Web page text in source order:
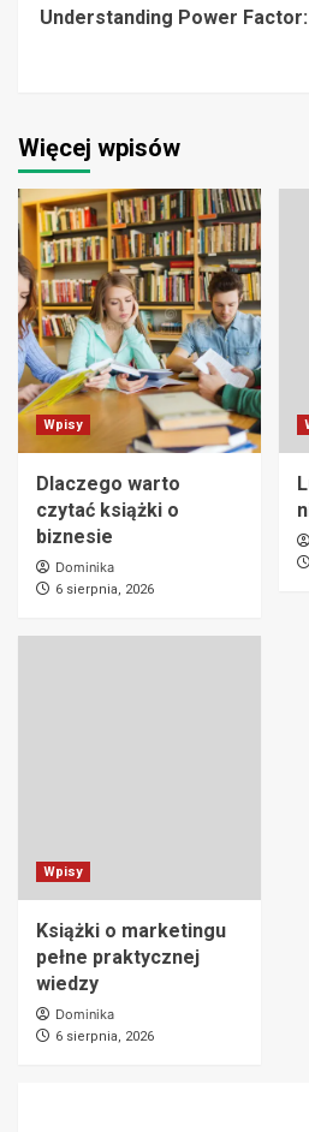
Understanding Power
Więcej wpisów
Wpisy
Dlaczego warto
czytać książki o
biznesie
Dominika
6 sierpnia, 2026
Wpisy
Książki o marketingu
pełne praktycznej
wiedzy
Dominika
6 sierpnia, 2026